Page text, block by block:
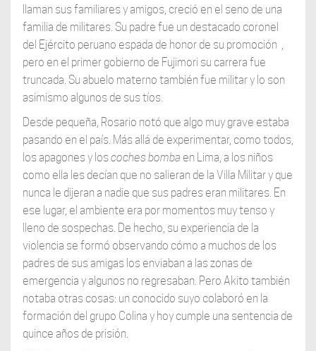
llaman sus familiares y amigos, creció en el seno de una
familia de militares. Su padre fue un destacado coronel
del Ejército peruano espada de honor de su promoción ,
pero en el primer gobierno de Fujimori su carrera fue
truncada. Su abuelo materno también fue militar y lo son
asimismo algunos de sus tíos.
Desde pequeña, Rosario notó que algo muy grave estaba
pasando en el país. Más allá de experimentar, como todos,
los apagones y loscoches bomba en Lima, a los niños
como ella les decían que no salieran de la Villa Militar y que
nunca le dijeran a nadie que sus padres eran militares. En
ese lugar, el ambiente era por momentos muy tenso y
lleno de sospechas. De hecho, su experiencia de la
violencia se formó observando cómo a muchos de los
padres de sus amigas los enviaban a las zonas de
emergencia y algunos no regresaban. Pero Akito también
notaba otras cosas: un conocido suyo colaboró en la
formación del grupo Colina y hoy cumple una sentencia de
quince años de prisión.